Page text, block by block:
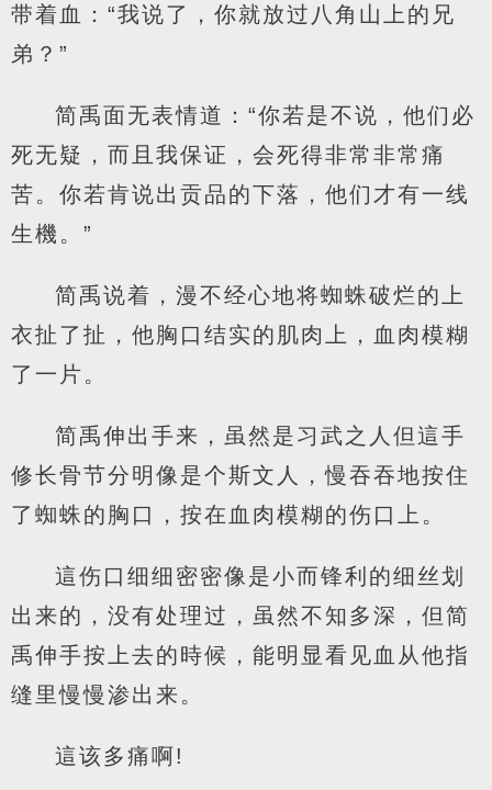
带着血：“我说了，你就放过八角山上的兄
弟？”
简禹面无表情道：“你若是不说，他们必
死无疑，而且我保证，会死得非常非常痛
苦。你若肯说出贡品的下落，他们才有一线
生機。”
简禹说着，漫不经心地将蜘蛛破烂的上
衣扯了扯，他胸口结实的肌肉上，血肉模糊
了一片。
简禹伸出手来，虽然是习武之人但這手
修长骨节分明像是个斯文人，慢吞吞地按住
了蜘蛛的胸口，按在血肉模糊的伤口上。
這伤口细细密密像是小而锋利的细丝划
出来的，没有处理过，虽然不知多深，但简
禹伸手按上去的時候，能明显看见血从他指
缝里慢慢渗出来。
這该多痛啊!